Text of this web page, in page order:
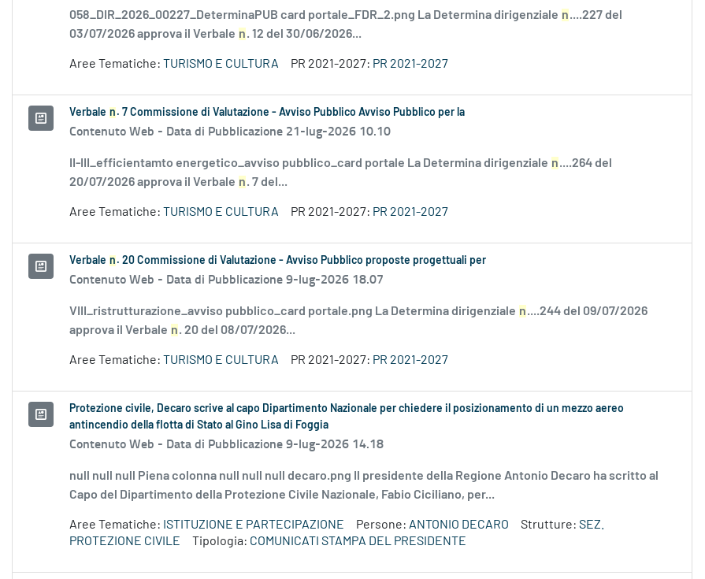
058_DIR_2026_00227_DeterminaPUB card portale_FDR_2.png La Determina dirigenziale n....227 del
03/07/2026 approva il Verbale n. 12 del 30/06/2026...
Aree Tematiche: TURISMO E CULTURA PR 2021-2027: PR 2021-2027
Verbale n . 7 Commissione di Valutazione - Avviso Pubblico Avviso Pubblico per la
Contenuto Web - Data di Pubblicazione 21-lug-2026 10.10
II-III_efficientamto energetico_avviso pubblico_card portale La Determina dirigenziale n....264 del
20/07/2026 approva il Verbale n. 7 del...
Aree Tematiche: TURISMO E CULTURA PR 2021-2027: PR 2021-2027
Verbale n . 20 Commissione di Valutazione - Avviso Pubblico proposte progettuali per
Contenuto Web - Data di Pubblicazione 9-lug-2026 18.07
VIII_ristrutturazione_avviso pubblico_card portale.png La Determina dirigenziale n....244 del 09/07/2026
approva il Verbale n. 20 del 08/07/2026...
Aree Tematiche: TURISMO E CULTURA PR 2021-2027: PR 2021-2027
Protezione civile, Decaro scrive al capo Dipartimento Nazionale per chiedere il posizionamento di un mezzo aereo
antincendio della flotta di Stato al Gino Lisa di Foggia
Contenuto Web - Data di Pubblicazione 9-lug-2026 14.18
null null null Piena colonna null null null decaro.png Il presidente della Regione Antonio Decaro ha scritto al
Capo del Dipartimento della Protezione Civile Nazionale, Fabio Ciciliano, per...
Aree Tematiche: ISTITUZIONE E PARTECIPAZIONE Persone: ANTONIO DECARO Strutture: SEZ.
PROTEZIONE CIVILE
Tipologia: COMUNICATI STAMPA DEL PRESIDENTE